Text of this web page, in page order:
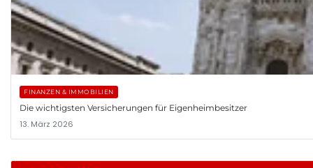
FINANZEN & IMMOBILIEN
Die wichtigsten Versicherungen für Eigenheimbesitzer
13. März 2026